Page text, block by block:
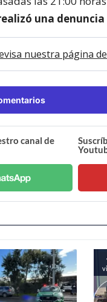
una
nuestra página
canal de